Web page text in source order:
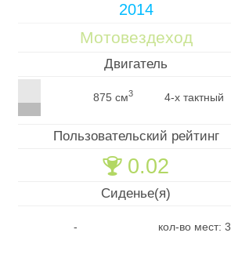
2014
Мотовездеход
Двигатель
875 см3 4-х тактный
Пользовательский рейтинг
🏆 0.02
Сиденье(я)
- кол-во мест: 3